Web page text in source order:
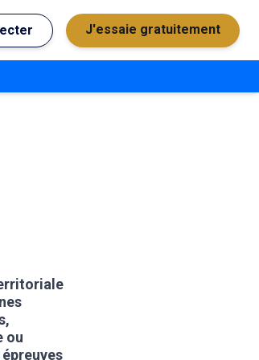
J'essaie gratuitement
ou